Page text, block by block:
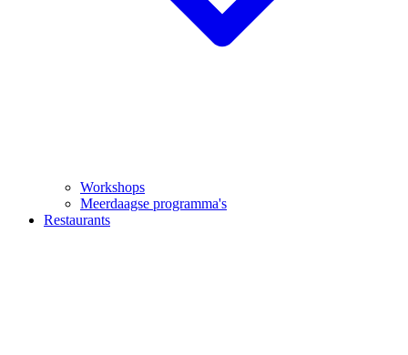
Workshops
Meerdaagse programma's
Restaurants